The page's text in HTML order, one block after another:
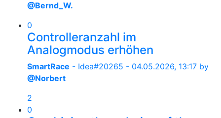
@Bernd_W.
0
Controlleranzahl im
Analogmodus erhöhen
SmartRace - Idea#20265 - 04.05.2026, 13:17 by
@Norbert
2
0